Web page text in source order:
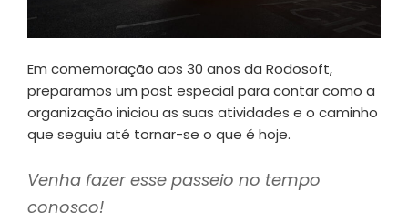
Em comemoração aos 30 anos da Rodosoft,
preparamos um post especial para contar como a
organização iniciou as suas atividades e o caminho
que seguiu até tornar-se o que é hoje.
Venha fazer esse passeio no tempo
conosco!